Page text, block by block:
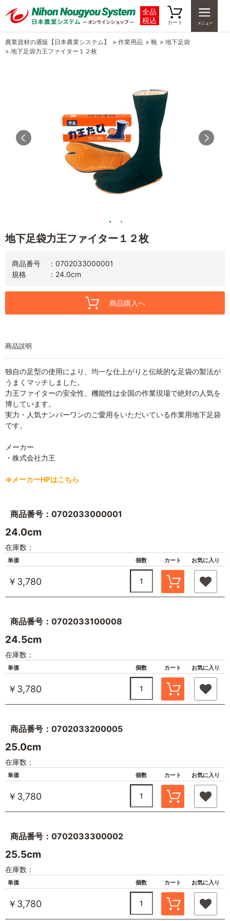
全品
税込
カート
農業資材の通販【日本農業システム】 > 作業用品 > 靴 > 地下足袋
> 地下足袋力王ファイター１２枚
地下足袋力王ファイター１２枚
商品番号
0702033000001
規格
24.0cm
商品購入へ
商品説明
独自の足型の使用により、均一な仕上がりと伝統的な足袋の製法が
うまくマッチしました。
力王ファイターの安全性、機能性は全国の作業現場で絶対の人気を
博しています。
実力・人気ナンバーワンのご愛用をいただいている作業用地下足袋
です。
メーカー
・株式会社力王
⇒メーカーHPはこちら
商品番号：0702033000001
24.0cm
在庫数：
単価 個数 カート お気に入り
￥3,780
商品番号：0702033100008
24.5cm
在庫数：
単価 個数 カート お気に入り
￥3,780
商品番号：0702033200005
25.0cm
在庫数：
単価 個数 カート お気に入り
￥3,780
商品番号：0702033300002
25.5cm
在庫数：
単価 個数 カート お気に入り
￥3,780